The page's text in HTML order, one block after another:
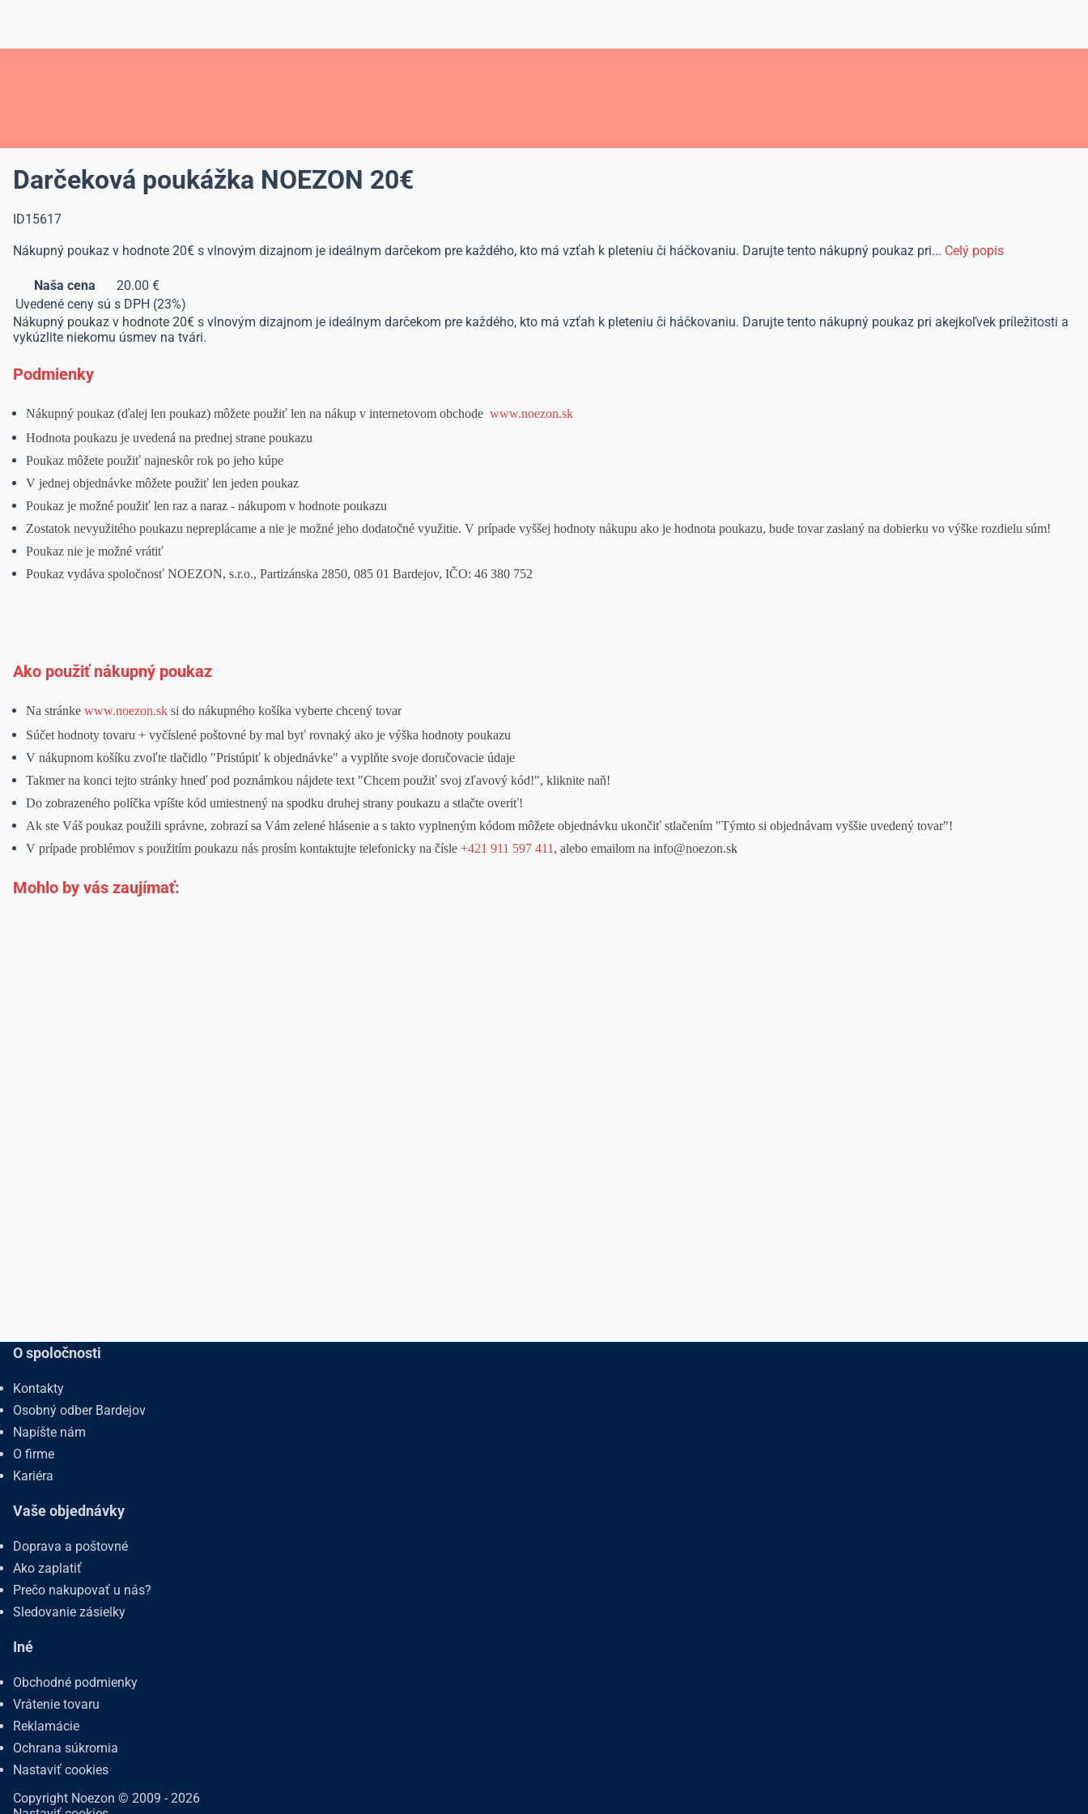
Darčeková poukážka NOEZON 20€
ID15617
Nákupný poukaz v hodnote 20€ s vlnovým dizajnom je ideálnym darčekom pre každého, kto má vzťah k pleteniu či háčkovaniu. Darujte tento nákupný poukaz pri... Celý popis
Naša cena
20.00 €
Uvedené ceny sú s DPH (23%)
Nákupný poukaz v hodnote 20€ s vlnovým dizajnom je ideálnym darčekom pre každého, kto má vzťah k pleteniu či háčkovaniu. Darujte tento nákupný poukaz pri akejkoľvek príležitosti a
vykúzlite niekomu úsmev na tvári.
Podmienky
Nákupný poukaz (ďalej len poukaz) môžete použiť len na nákup v internetovom obchode www.noezon.sk
Hodnota poukazu je uvedená na prednej strane poukazu
Poukaz môžete použiť najneskôr rok po jeho kúpe
V jednej objednávke môžete použiť len jeden poukaz
Poukaz je možné použiť len raz a naraz - nákupom v hodnote poukazu
Zostatok nevyužitého poukazu nepreplácame a nie je možné jeho dodatočné využitie. V prípade vyššej hodnoty nákupu ako je hodnota poukazu, bude tovar zaslaný na dobierku vo výške rozdielu súm!
Poukaz nie je možné vrátiť
Poukaz vydáva spoločnosť NOEZON, s.r.o., Partizánska 2850, 085 01 Bardejov, IČO: 46 380 752
Ako použiť nákupný poukaz
Na stránke www.noezon.sk si do nákupného košíka vyberte chcený tovar
Súčet hodnoty tovaru + vyčíslené poštovné by mal byť rovnaký ako je výška hodnoty poukazu
V nákupnom košíku zvoľte tlačidlo "Pristúpiť k objednávke" a vyplňte svoje doručovacie údaje
Takmer na konci tejto stránky hneď pod poznámkou nájdete text "Chcem použiť svoj zľavový kód!", kliknite naň!
Do zobrazeného políčka vpíšte kód umiestnený na spodku druhej strany poukazu a stlačte overiť!
Ak ste Váš poukaz použili správne, zobrazí sa Vám zelené hlásenie a s takto vyplneným kódom môžete objednávku ukončiť stlačením "Týmto si objednávam vyššie uvedený tovar"!
V prípade problémov s použitím poukazu nás prosím kontaktujte telefonicky na čísle +421 911 597 411 , alebo emailom na info@noezon.sk
Mohlo by vás zaujímať:
O spoločnosti
Kontakty
Osobný odber Bardejov
Napíšte nám
O firme
Kariéra
Vaše objednávky
Doprava a poštovné
Ako zaplatiť
Prečo nakupovať u nás?
Sledovanie zásielky
Iné
Obchodné podmienky
Vrátenie tovaru
Reklamácie
Ochrana súkromia
Nastaviť cookies
Copyright Noezon © 2009 - 2026